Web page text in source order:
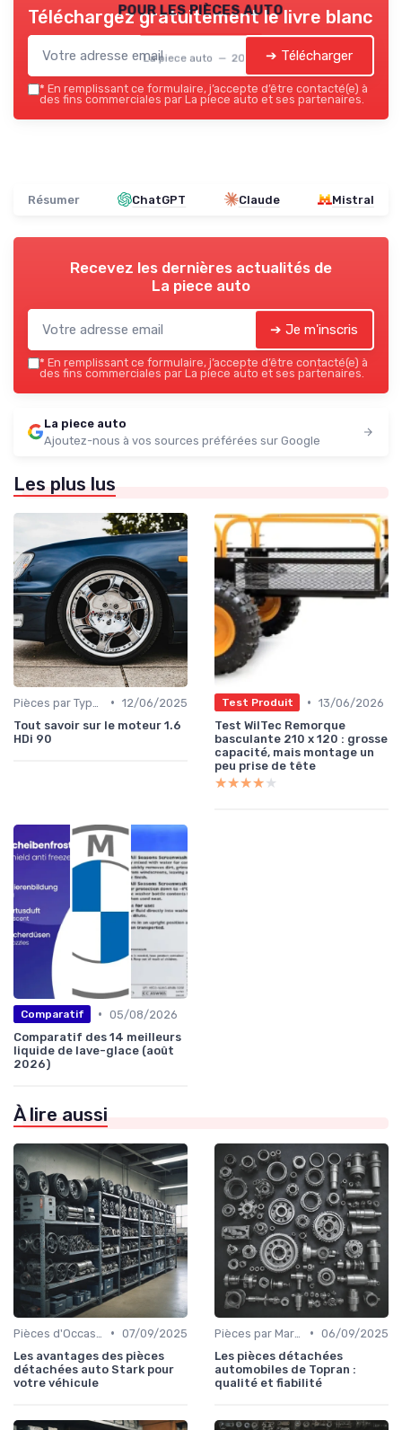
pour les pièces auto
La piece auto — 2026
Téléchargez gratuitement le livre blanc
➔ Télécharger
* En remplissant ce formulaire, j’accepte d’être contacté(e) à
des fins commerciales par La piece auto et ses partenaires.
Résumer ChatGPT Claude Mistral
Recevez les dernières actualités de
La piece auto
➔ Je m'inscris
* En remplissant ce formulaire, j’accepte d’être contacté(e) à
des fins commerciales par La piece auto et ses partenaires.
La piece auto
Ajoutez-nous à vos sources préférées sur Google
Les plus lus
• 12/06/2025
Tout savoir sur le moteur 1.6
HDi 90
Test Produit • 13/06/2026
Test WilTec Remorque
basculante 210 x 120 : grosse
capacité, mais montage un
peu prise de tête
★★★★★
★★★★★
Comparatif • 05/08/2026
Comparatif des 14 meilleurs
liquide de lave-glace (août
2026)
À lire aussi
• 07/09/2025
Les avantages des pièces
détachées auto Stark pour
votre véhicule
• 06/09/2025
Les pièces détachées
automobiles de Topran :
qualité et fiabilité